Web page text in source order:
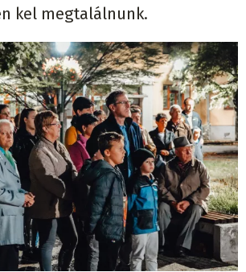
kel megtalálnunk.